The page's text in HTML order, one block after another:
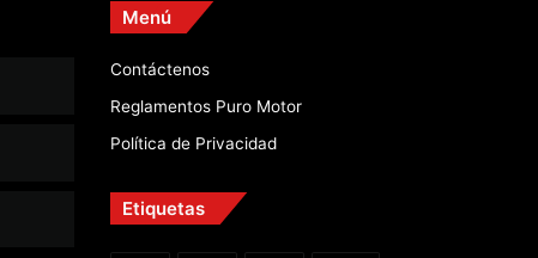
Menú
Contáctenos
Reglamentos Puro Motor
Política de Privacidad
Etiquetas